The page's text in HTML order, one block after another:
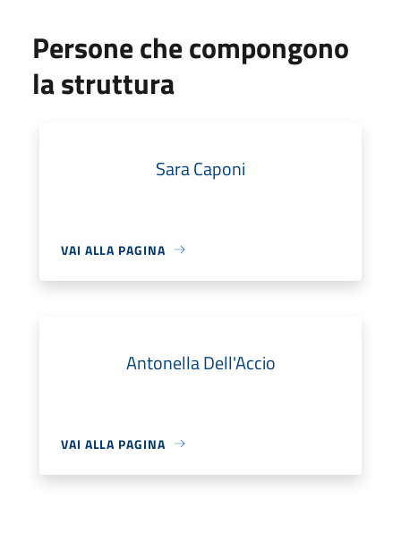
Persone che compongono
la struttura
Sara Caponi
VAI ALLA PAGINA
Antonella Dell'Accio
VAI ALLA PAGINA